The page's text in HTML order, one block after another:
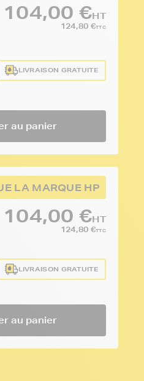
104,00 €HT
124,80 €TTC
LIVRAISON GRATUITE
au panier
LA MARQUE HP
104,00 €HT
124,80 €TTC
LIVRAISON GRATUITE
au panier